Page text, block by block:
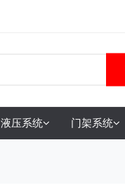
液压系统 门架系统